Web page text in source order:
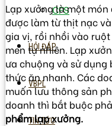
CFS
HỎI ĐÁP
VBPL
TIN TỨC
Lạp xưởng là một món
được làm từ thịt nạc
gia vị, rồi nhồi vào
men tự nhiên. Lạp
ưa chuộng và sử
thức ăn nhanh. Các
muốn lưu thông sản
doanh thì bắt buộc
phẩm lạp xưởng.